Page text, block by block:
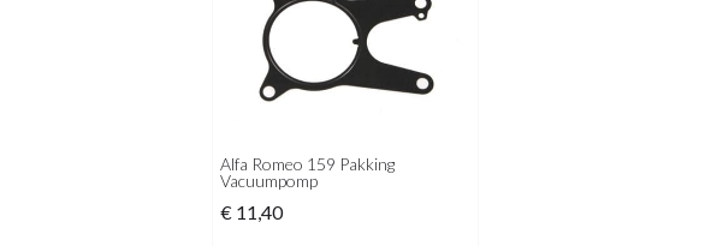
Alfa Romeo 159 Pakking
Vacuumpomp
€ 11,40